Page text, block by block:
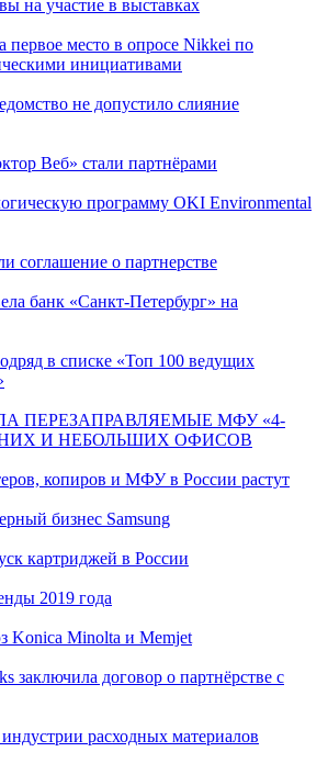
на участие в выставках
первое место в опросе Nikkei по
инициативами
не допустило слияние
Веб» стали партнёрами
программу OKI Environmental
соглашение о партнерстве
банк «Санкт-Петербург» на
в списке «Топ 100 ведущих
ПЕРЕЗАПРАВЛЯЕМЫЕ МФУ «4-
И НЕБОЛЬШИХ ОФИСОВ
копиров и МФУ в России растут
бизнес Samsung
картриджей в России
2019 года
Konica Minolta и Memjet
заключила договор о партнёрстве с
расходных материалов